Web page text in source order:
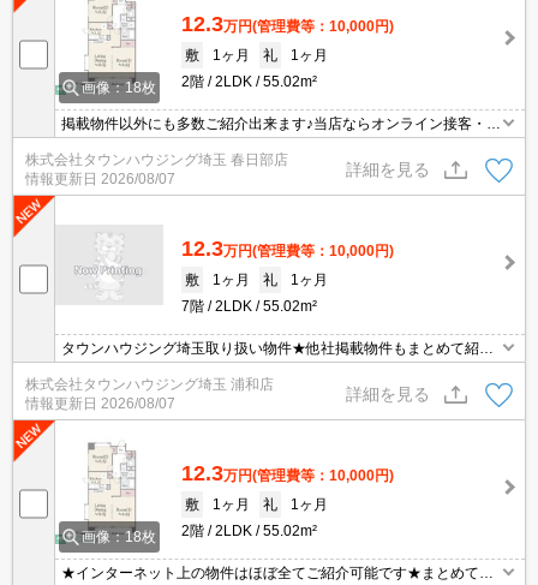
画像：18枚
12.3万円(管理費等：10,000円)
敷
1ヶ月 礼
1ヶ月
2階
2LDK 55.02m²
掲載物件以外にも多数ご紹介出来ます♪当店ならオンライン接客・内
見可能です！メールでのお問い合わせの際は、電話番号も記載頂き
ますとスムーズに御対応できます♪
株式会社タウンハウジング埼玉 春日部店
情報更新日 2026/08/07
詳細を見る
12.3万円(管理費等：10,000円)
敷
1ヶ月 礼
1ヶ月
7階
2LDK 55.02m²
タウンハウジング埼玉取り扱い物件★他社掲載物件もまとめて紹介
できます・オンラインでの面談＆見学も対応
株式会社タウンハウジング埼玉 浦和店
情報更新日 2026/08/07
詳細を見る
画像：18枚
12.3万円(管理費等：10,000円)
敷
1ヶ月 礼
1ヶ月
2階
2LDK 55.02m²
★インターネット上の物件はほぼ全てご紹介可能です★まとめてご